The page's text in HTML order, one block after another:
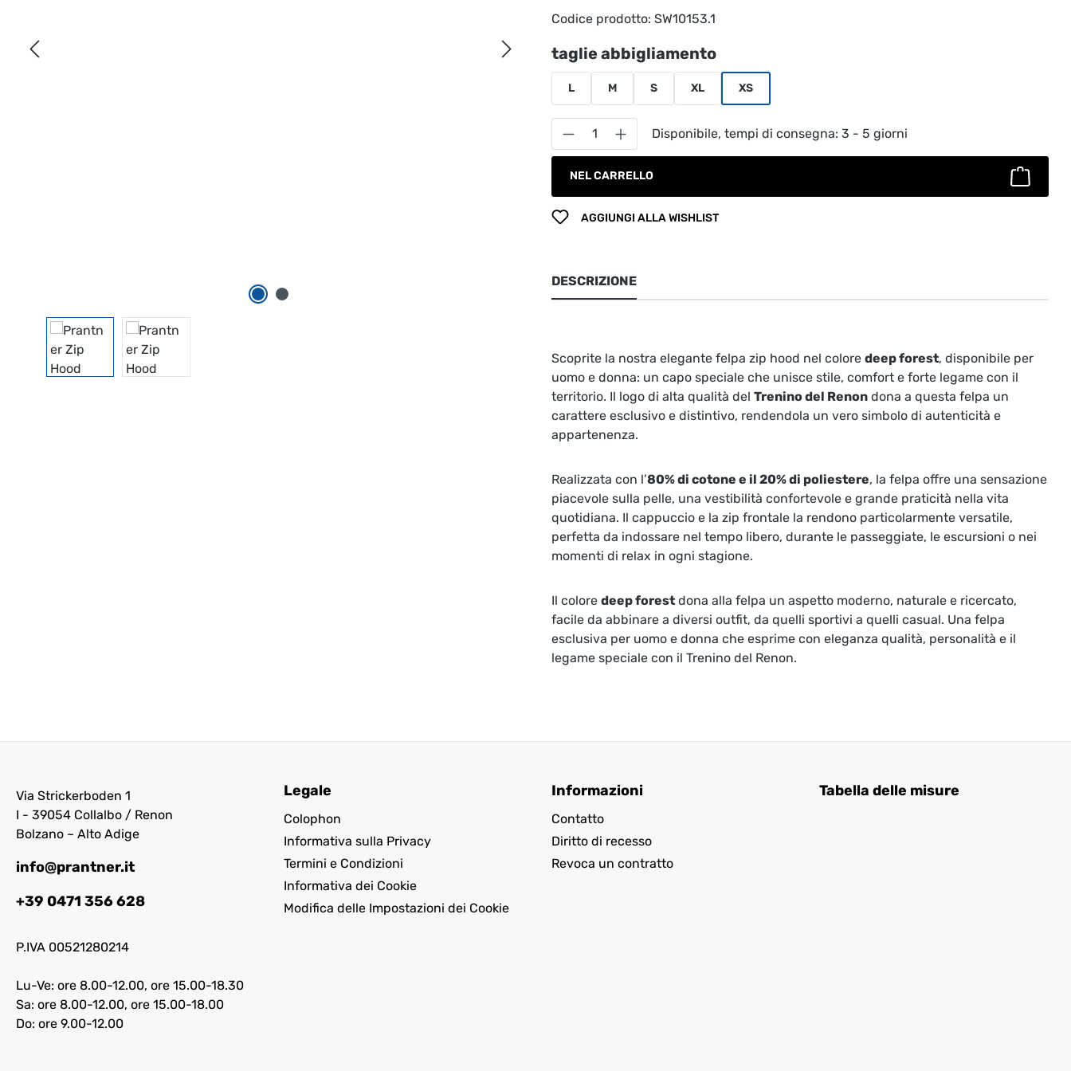
Codice prodotto: SW10153.1
Seleziona
taglie abbigliamento
L M S XL XS
Quantità del prodotto: inserisci la quantità desiderata o
Disponibile, tempi di consegna: 3 - 5 giorni
NEL CARRELLO
AGGIUNGI ALLA WISHLIST
DESCRIZIONE
Scoprite la nostra elegante felpa zip hood nel colore deep forest, disponibile per
uomo e donna: un capo speciale che unisce stile, comfort e forte legame con il
territorio. Il logo di alta qualità del Trenino del Renon dona a questa felpa un
carattere esclusivo e distintivo, rendendola un vero simbolo di autenticità e
appartenenza.
Realizzata con l’80% di cotone e il 20% di poliestere, la felpa offre una sensazione
piacevole sulla pelle, una vestibilità confortevole e grande praticità nella vita
quotidiana. Il cappuccio e la zip frontale la rendono particolarmente versatile,
perfetta da indossare nel tempo libero, durante le passeggiate, le escursioni o nei
momenti di relax in ogni stagione.
Il colore deep forest dona alla felpa un aspetto moderno, naturale e ricercato,
facile da abbinare a diversi outfit, da quelli sportivi a quelli casual. Una felpa
esclusiva per uomo e donna che esprime con eleganza qualità, personalità e il
legame speciale con il Trenino del Renon.
Via Strickerboden 1
I - 39054 Collalbo / Renon
Bolzano ~ Alto Adige
info@prantner.it
+39 0471 356 628
P.IVA 00521280214
Lu-Ve: ore 8.00-12.00, ore 15.00-18.30
Sa: ore 8.00-12.00, ore 15.00-18.00
Do: ore 9.00-12.00
Legale
Colophon
Informativa sulla Privacy
Termini e Condizioni
Informativa dei Cookie
Modifica delle Impostazioni dei Cookie
Informazioni
Contatto
Diritto di recesso
Revoca un contratto
Tabella delle misure